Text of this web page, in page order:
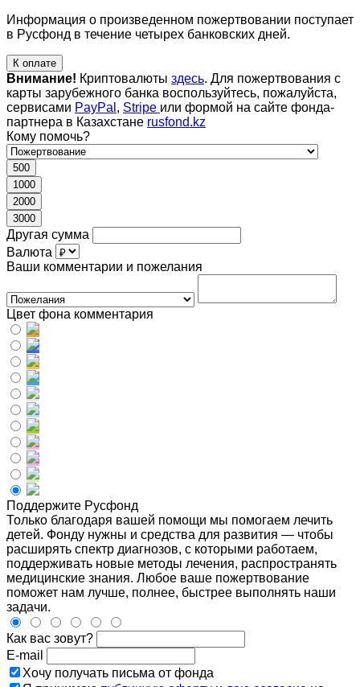
Информация о произведенном пожертвовании поступает
в Русфонд в течение четырех банковских дней.
К оплате
Внимание! Криптовалюты здесь. Для пожертвования с
карты зарубежного банка воспользуйтесь, пожалуйста,
сервисами PayPal , Stripe или формой на сайте фонда-
партнера в Казахстане rusfond.kz
Кому помочь?
500
1000
2000
3000
Другая сумма
Валюта
Ваши комментарии и пожелания
Цвет фона комментария
Поддержите Русфонд
Только благодаря вашей помощи мы помогаем лечить
детей. Фонду нужны и средства для развития — чтобы
расширять спектр диагнозов, с которыми работаем,
поддерживать новые методы лечения, распространять
медицинские знания. Любое ваше пожертвование
поможет нам лучше, полнее, быстрее выполнять наши
задачи.
Как вас зовут?
E-mail
Хочу получать письма от фонда